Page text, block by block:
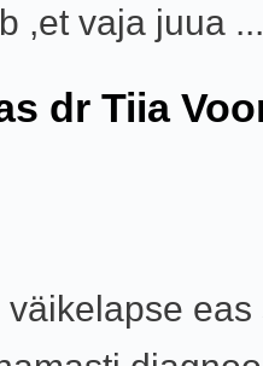
,et vaja juua ...
dr Tiia
eas